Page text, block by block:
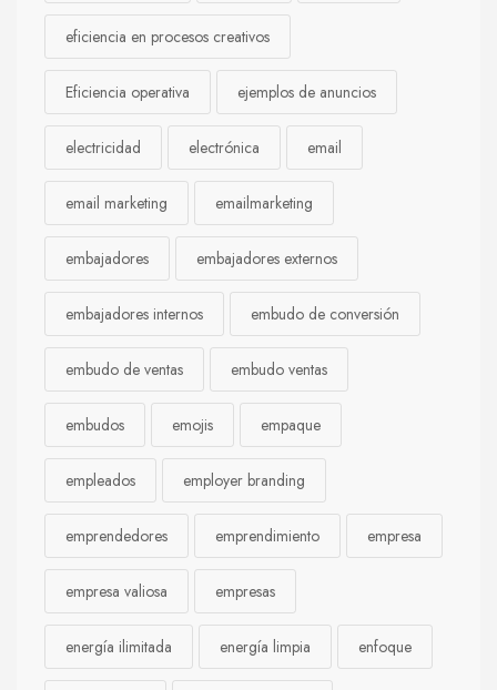
eficiencia en procesos creativos
Eficiencia operativa ejemplos de anuncios
electricidad electrónica email
email marketing emailmarketing
embajadores embajadores externos
embajadores internos embudo de conversión
embudo de ventas embudo ventas
embudos emojis empaque
empleados employer branding
emprendedores emprendimiento empresa
empresa valiosa empresas
energía ilimitada energía limpia enfoque